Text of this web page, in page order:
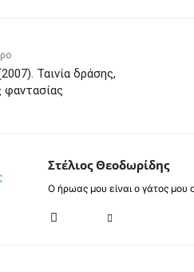
Ταινία δράσης,
φαντασίας
Στέλιος Θεοδωρίδης
Ο ήρωας μου είναι ο γάτος